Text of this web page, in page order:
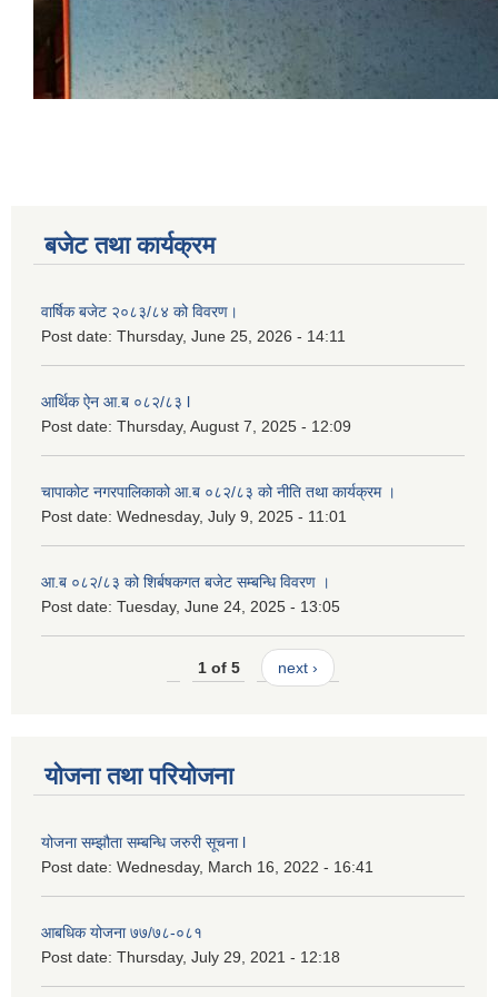
बजेट तथा कार्यक्रम
वार्षिक बजेट २०८३/८४ को विवरण।
Post date: Thursday, June 25, 2026 - 14:11
आर्थिक ऐन आ.ब ०८२/८३ l
Post date: Thursday, August 7, 2025 - 12:09
चापाकोट नगरपालिकाको आ.ब ०८२/८३ को नीति तथा कार्यक्रम ।
Post date: Wednesday, July 9, 2025 - 11:01
आ.ब ०८२/८३ को शिर्बषकगत बजेट सम्बन्धि विवरण ।
Post date: Tuesday, June 24, 2025 - 13:05
1 of 5 next ›
योजना तथा परियोजना
योजना सम्झौता सम्बन्धि जरुरी सूचना l
Post date: Wednesday, March 16, 2022 - 16:41
आबधिक योजना ७७/७८-०८१
Post date: Thursday, July 29, 2021 - 12:18